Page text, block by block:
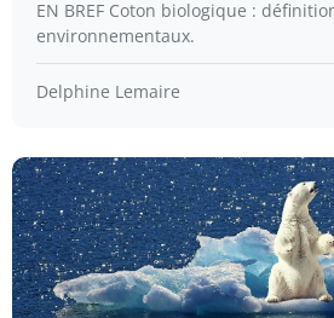
EN BREF Coton biologique :
environnementaux.
Delphine Lemaire